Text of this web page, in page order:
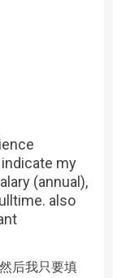
my
(annual),
also
后我只要填